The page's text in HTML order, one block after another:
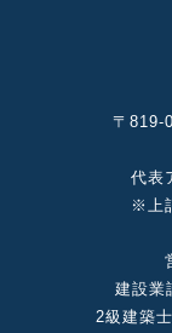
〒819-
代表
※上
建設業
2級建築